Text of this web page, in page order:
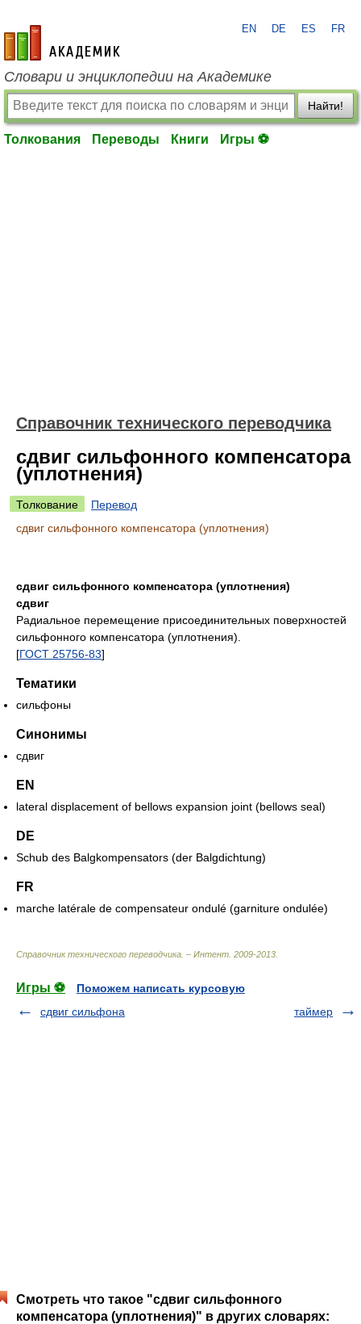
academic.ru
EN DE ES FR
Словари и энциклопедии на Академике
Найти!
Толкования Переводы Книги Игры ⚽
Справочник технического переводчика
сдвиг сильфонного компенсатора
(уплотнения)
Толкование
Перевод
сдвиг сильфонного компенсатора (уплотнения)
сдвиг сильфонного компенсатора (уплотнения)
сдвиг
Радиальное перемещение присоединительных поверхностей
сильфонного компенсатора (уплотнения).
[ГОСТ 25756-83]
Тематики
сильфоны
Синонимы
сдвиг
EN
lateral displacement of bellows expansion joint (bellows seal)
DE
Schub des Balgkompensators (der Balgdichtung)
FR
marche latérale de compensateur ondulé (garniture ondulée)
Справочник технического переводчика. – Интент 2009-2013
Игры ⚽
Поможем написать курсовую
сдвиг сильфона
таймер
Смотреть что такое "сдвиг сильфонного
компенсатора (уплотнения)" в других словарях: